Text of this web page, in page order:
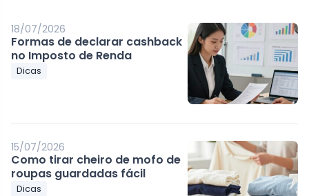
18/07/2026
Formas de declarar cashback
no Imposto de Renda
Dicas
15/07/2026
Como tirar cheiro de mofo de
roupas guardadas fácil
Dicas